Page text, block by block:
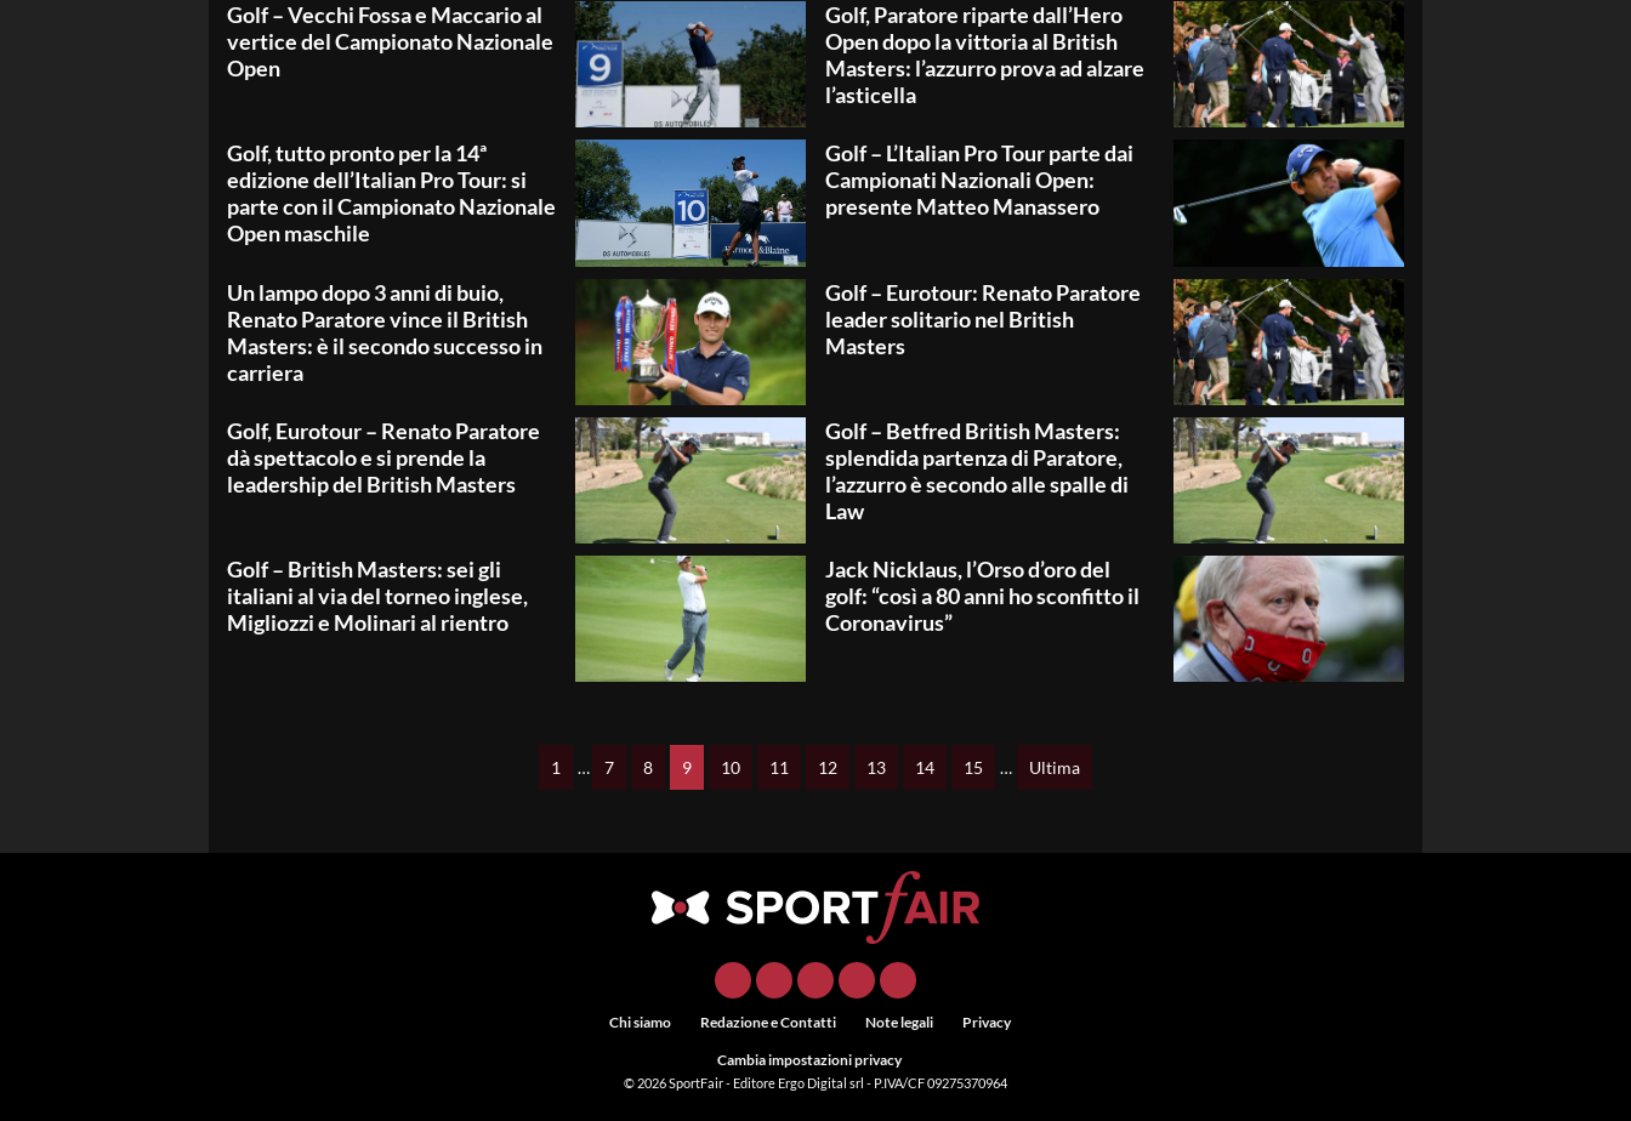
Golf – Vecchi Fossa e Maccario al
vertice del Campionato Nazionale
Open
Golf, Paratore riparte dall’Hero
Open dopo la vittoria al British
Masters: l’azzurro prova ad alzare
l’asticella
Golf, tutto pronto per la 14ª
edizione dell’Italian Pro Tour: si
parte con il Campionato Nazionale
Open maschile
Golf – L’Italian Pro Tour parte dai
Campionati Nazionali Open:
presente Matteo Manassero
Un lampo dopo 3 anni di buio,
Renato Paratore vince il British
Masters: è il secondo successo in
carriera
Golf – Eurotour: Renato Paratore
leader solitario nel British
Masters
Golf, Eurotour – Renato Paratore
dà spettacolo e si prende la
leadership del British Masters
Golf – Betfred British Masters:
splendida partenza di Paratore,
l’azzurro è secondo alle spalle di
Law
Golf – British Masters: sei gli
italiani al via del torneo inglese,
Migliozzi e Molinari al rientro
Jack Nicklaus, l’Orso d’oro del
golf: “così a 80 anni ho sconfitto il
Coronavirus”
1 … 7 8 9 10 11 12 13 14 15 … Ultima
Chi siamo Redazione e Contatti Note legali Privacy
Cambia impostazioni privacy
© 2026SportFair- Editore Ergo Digital srl - P.IVA/CF 09275370964